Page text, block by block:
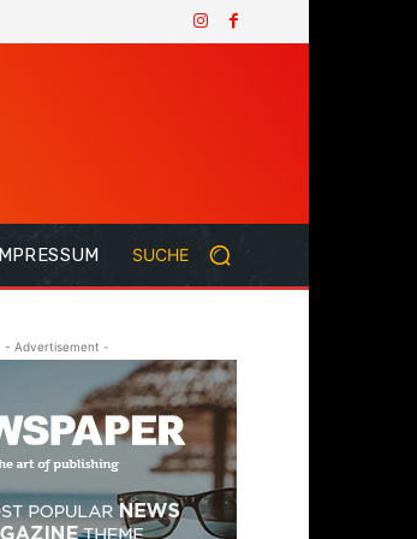
IMPRESSUM SUCHE
- Advertisement -